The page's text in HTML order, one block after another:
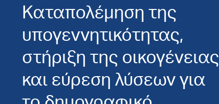
Καταπολέμηση της
υπογεννητικότητας,
στήριξη της οικογένειας
και εύρεση λύσεων για